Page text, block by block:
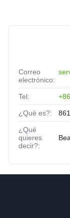
Correo
electrónico:
Tel:
¿Qué es?:
¿Qué
quieres
decir?: